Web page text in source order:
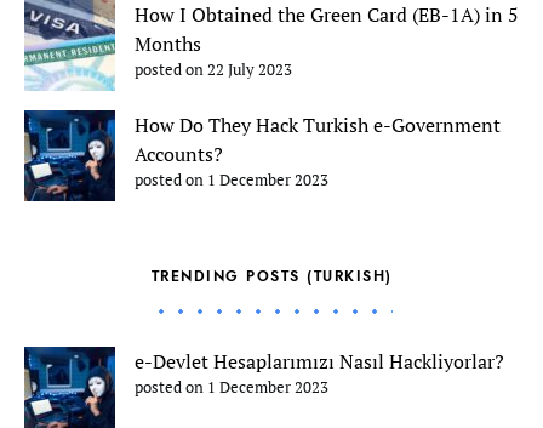
How I Obtained the Green Card (EB-1A) in 5
Months
posted on 22 July 2023
How Do They Hack Turkish e-Government
Accounts?
posted on 1 December 2023
TRENDING POSTS (TURKISH)
e-Devlet Hesaplarımızı Nasıl Hackliyorlar?
posted on 1 December 2023